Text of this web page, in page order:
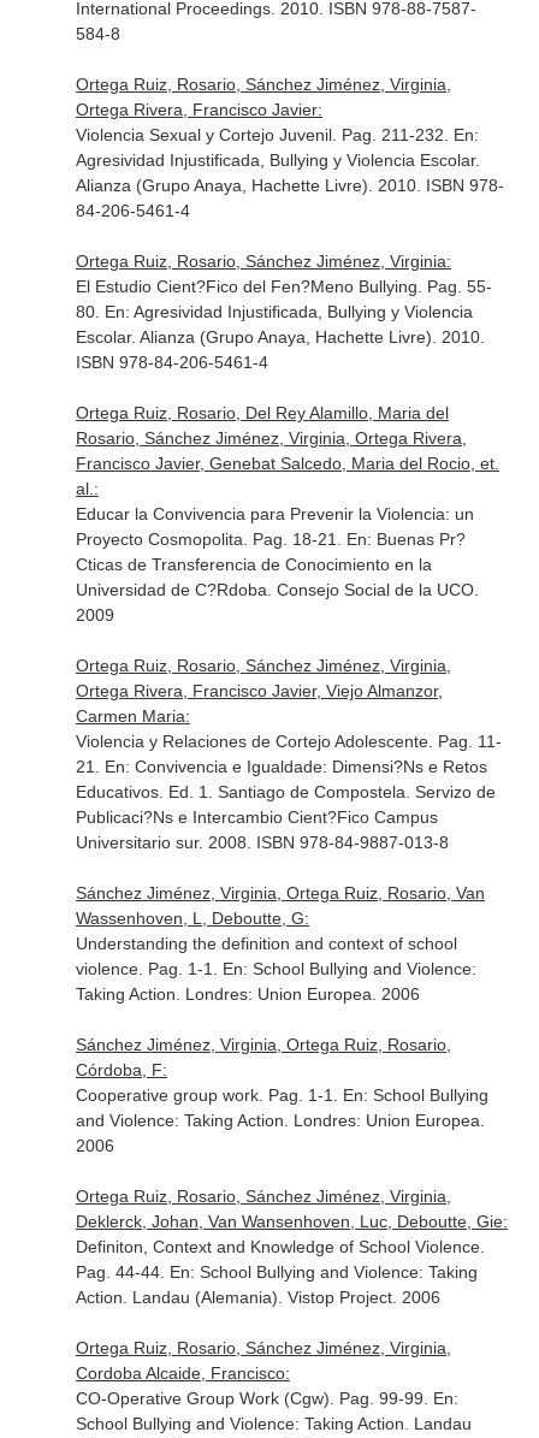
International Proceedings. 2010. ISBN 978-88-7587-
584-8
Ortega Ruiz, Rosario, Sánchez Jiménez, Virginia,
Ortega Rivera, Francisco Javier:
Violencia Sexual y Cortejo Juvenil. Pag. 211-232. En:
Agresividad Injustificada, Bullying y Violencia Escolar.
Alianza (Grupo Anaya, Hachette Livre). 2010. ISBN 978-
84-206-5461-4
Ortega Ruiz, Rosario, Sánchez Jiménez, Virginia:
El Estudio Cient?Fico del Fen?Meno Bullying. Pag. 55-
80. En: Agresividad Injustificada, Bullying y Violencia
Escolar. Alianza (Grupo Anaya, Hachette Livre). 2010.
ISBN 978-84-206-5461-4
Ortega Ruiz, Rosario, Del Rey Alamillo, Maria del
Rosario, Sánchez Jiménez, Virginia, Ortega Rivera,
Francisco Javier, Genebat Salcedo, Maria del Rocio, et.
al.:
Educar la Convivencia para Prevenir la Violencia: un
Proyecto Cosmopolita. Pag. 18-21. En: Buenas Pr?
Cticas de Transferencia de Conocimiento en la
Universidad de C?Rdoba . Consejo Social de la UCO.
2009
Ortega Ruiz, Rosario, Sánchez Jiménez, Virginia,
Ortega Rivera, Francisco Javier, Viejo Almanzor,
Carmen Maria:
Violencia y Relaciones de Cortejo Adolescente. Pag. 11-
21. En: Convivencia e Igualdade: Dimensi?Ns e Retos
Educativos. Ed. 1. Santiago de Compostela. Servizo de
Publicaci?Ns e Intercambio Cient?Fico Campus
Universitario sur. 2008. ISBN 978-84-9887-013-8
Sánchez Jiménez, Virginia, Ortega Ruiz, Rosario, Van
Wassenhoven, L, Deboutte, G:
Understanding the definition and context of school
violence. Pag. 1-1. En: School Bullying and Violence:
Taking Action . Londres: Union Europea. 2006
Sánchez Jiménez, Virginia, Ortega Ruiz, Rosario,
Córdoba, F:
Cooperative group work. Pag. 1-1. En: School Bullying
and Violence: Taking Action . Londres: Union Europea.
2006
Ortega Ruiz, Rosario, Sánchez Jiménez, Virginia,
Deklerck, Johan, Van Wansenhoven, Luc, Deboutte, Gie:
Definiton, Context and Knowledge of School Violence.
Pag. 44-44. En: School Bullying and Violence: Taking
Action . Landau (Alemania). Vistop Project. 2006
Ortega Ruiz, Rosario, Sánchez Jiménez, Virginia,
Cordoba Alcaide, Francisco:
CO-Operative Group Work (Cgw). Pag. 99-99. En:
School Bullying and Violence: Taking Action . Landau